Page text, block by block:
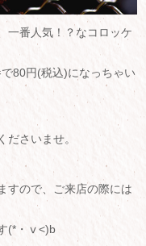
一番人気！？なコロッケ
80円(税込)になっちゃい
ださいませ。
すので、ご来店の際には
(*・ⅴ<)b